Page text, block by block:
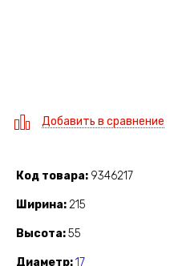
Добавить в сравнение
Код товара 9346217
Ширина 215
Высота 55
Диаметр 17